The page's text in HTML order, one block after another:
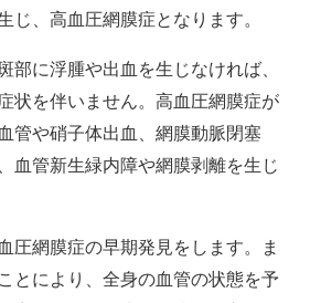
じ、高血圧網膜症となります。
部に浮腫や出血を生じなければ、
状を伴いません。高血圧網膜症が
管や硝子体出血、網膜動脈閉塞
血管新生緑内障や網膜剥離を生じ
圧網膜症の早期発見をします。ま
とにより、全身の血管の状態を予